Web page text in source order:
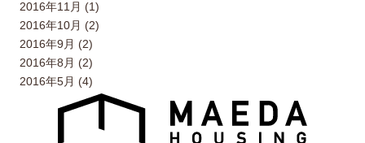
2016年11月 (1)
2016年10月 (2)
2016年9月 (2)
2016年8月 (2)
2016年5月 (4)